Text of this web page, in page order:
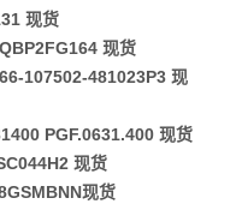
现货
现货
107502-481023P3 现
PGF.0631.400 现货
现货
现货